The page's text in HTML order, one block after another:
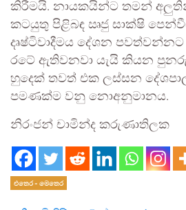
කිරීමයි. නායකයින්ට තමන්
කටයුතු පිළිබඳ ඍජු සාක්ෂි
දෘෂ්ටිවාදීමය දේශන
රටේ ඇතිවනවා යැයි කියන
හුදෙක් තවත් එක ලස්සන
පමණක්ම වනු නොඅනුමානය.
නිරංජන් චාමින්ද කරුණාතිලක
එතෙර - මෙතෙර